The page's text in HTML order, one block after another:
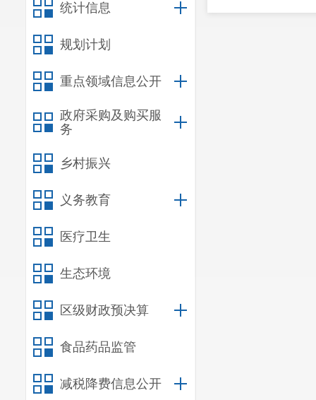
统计信息
规划计划
重点领域信息公开
政府采购及购买服
务
乡村振兴
义务教育
医疗卫生
生态环境
区级财政预决算
食品药品监管
减税降费信息公开